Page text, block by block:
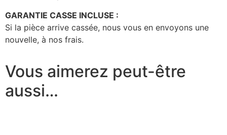
GARANTIE CASSE INCLUSE :
Si la pièce arrive cassée, nous vous en envoyons une
nouvelle, à nos frais.
Vous aimerez peut-être
aussi…